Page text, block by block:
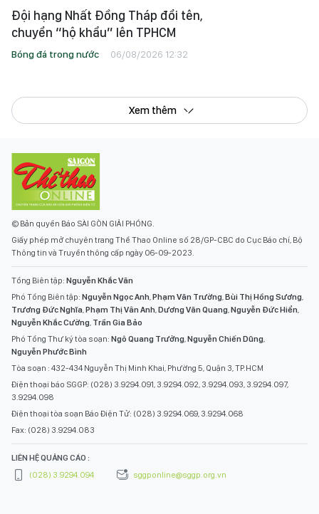
Đội hạng Nhất Đồng Tháp đổi tên,
chuyển “hộ khẩu” lên TPHCM
Bóng đá trong nước 06/08/2026 12:32
Xem thêm
© Bản quyền Báo SÀI GÒN GIẢI PHÓNG.
Giấy phép mở chuyên trang Thể Thao Online số 28/GP-CBC do Cục Báo chí, Bộ
Thông tin và Truyền thông cấp ngày 06-09-2023.
Tổng Biên tập: Nguyễn Khắc Văn
Phó Tổng Biên tập: Nguyễn Ngọc Anh Phạm Văn Trường Bùi Thị Hồng Sương
Trương Đức Nghĩa Phạm Thị Vân Anh Dương Văn Quang Nguyễn Đức Hiển
Nguyễn Khắc Cường Trần Gia Bảo
Phó Tổng Thư ký tòa soạn: Ngô Quang Trưởng Nguyễn Chiến Dũng
Nguyễn Phước Bình
Tòa soạn : 432-434 Nguyễn Thị Minh Khai, Phường 5, Quận 3, TP.HCM
Điện thoại báo SGGP: (028) 3.9294.091, 3.9294.092, 3.9294.093, 3.9294.097,
3.9294.098
Điện thoại tòa soạn Báo Điện Tử: (028) 3.9294.069, 3.9294.068
Fax: (028) 3.9294.083
LIÊN HỆ QUẢNG CÁO :
(028) 3.9294.094
sggponline@sggp.org.vn